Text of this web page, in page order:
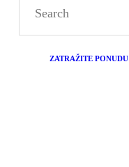
ZATRAŽITE PONUDU
BLOG
KONTAKT